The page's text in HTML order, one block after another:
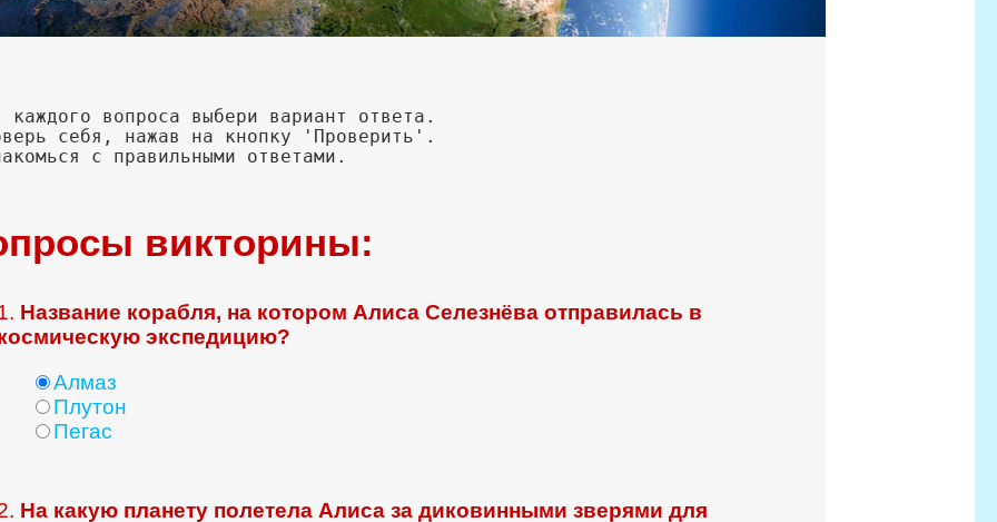
викторины:
Название корабля, на котором Алиса Селезнёва отправилась в
экспедицию?
Алмаз
Плутон
Пегас
На какую планету полетела Алиса за диковинными зверями для